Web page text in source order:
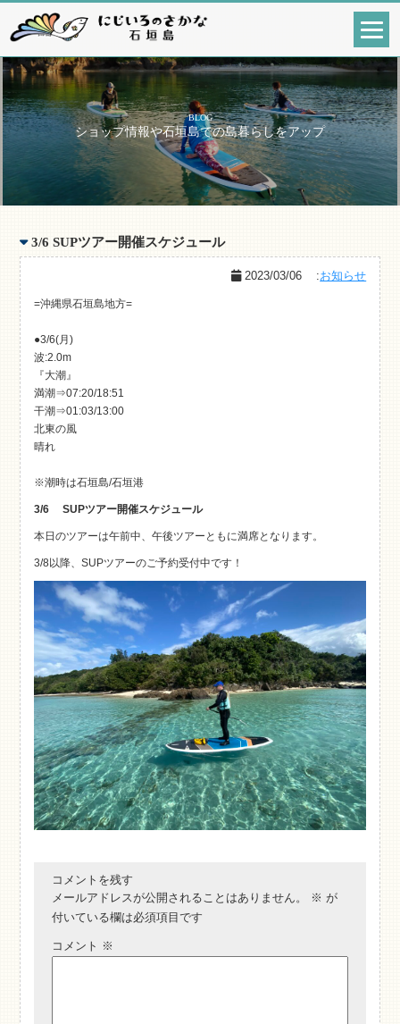
BLOG
ショップ情報や石垣島での島暮らしをアップ
3/6 SUPツアー開催スケジュール
2023/03/06 :お知らせ
=沖縄県石垣島地方=
●3/6(月)
波:2.0m
『大潮』
満潮⇒07:20/18:51
干潮⇒01:03/13:00
北東の風
晴れ
※潮時は石垣島/石垣港
3/6 SUPツアー開催スケジュール
本日のツアーは午前中、午後ツアーともに満席となります。
3/8以降、SUPツアーのご予約受付中です！
コメントを残す
メールアドレスが公開されることはありません。
※ が
付いている欄は必須項目です
コメント ※